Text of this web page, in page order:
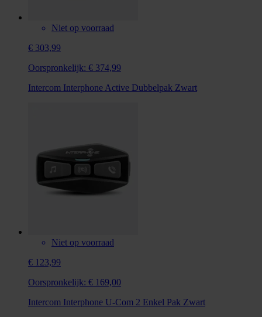
Niet op voorraad
€ 303,99
Oorspronkelijk: € 374,99
Intercom Interphone Active Dubbelpak Zwart
Niet op voorraad
€ 123,99
Oorspronkelijk: € 169,00
Intercom Interphone U-Com 2 Enkel Pak Zwart